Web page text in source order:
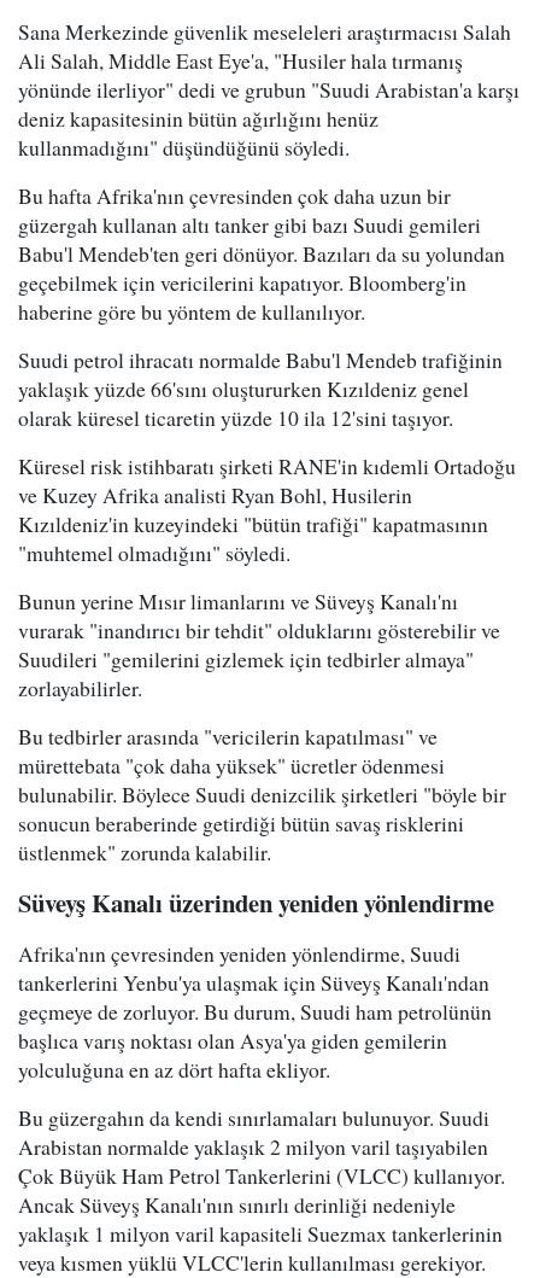
Sana Merkezinde güvenlik meseleleri araştırmacısı Salah
Ali Salah, Middle East Eye'a, "Husiler hala tırmanış
yönünde ilerliyor" dedi ve grubun "Suudi Arabistan'a karşı
deniz kapasitesinin bütün ağırlığını henüz
kullanmadığını" düşündüğünü söyledi.
Bu hafta Afrika'nın çevresinden çok daha uzun bir
güzergah kullanan altı tanker gibi bazı Suudi gemileri
Babu'l Mendeb'ten geri dönüyor. Bazıları da su yolundan
geçebilmek için vericilerini kapatıyor. Bloomberg'in
haberine göre bu yöntem de kullanılıyor.
Suudi petrol ihracatı normalde Babu'l Mendeb trafiğinin
yaklaşık yüzde 66'sını oluştururken Kızıldeniz genel
olarak küresel ticaretin yüzde 10 ila 12'sini taşıyor.
Küresel risk istihbaratı şirketi RANE'in kıdemli Ortadoğu
ve Kuzey Afrika analisti Ryan Bohl, Husilerin
Kızıldeniz'in kuzeyindeki "bütün trafiği" kapatmasının
"muhtemel olmadığını" söyledi.
Bunun yerine Mısır limanlarını ve Süveyş Kanalı'nı
vurarak "inandırıcı bir tehdit" olduklarını gösterebilir ve
Suudileri "gemilerini gizlemek için tedbirler almaya"
zorlayabilirler.
Bu tedbirler arasında "vericilerin kapatılması" ve
mürettebata "çok daha yüksek" ücretler ödenmesi
bulunabilir. Böylece Suudi denizcilik şirketleri "böyle bir
sonucun beraberinde getirdiği bütün savaş risklerini
üstlenmek" zorunda kalabilir.
Süveyş Kanalı üzerinden yeniden yönlendirme
Afrika'nın çevresinden yeniden yönlendirme, Suudi
tankerlerini Yenbu'ya ulaşmak için Süveyş Kanalı'ndan
geçmeye de zorluyor. Bu durum, Suudi ham petrolünün
başlıca varış noktası olan Asya'ya giden gemilerin
yolculuğuna en az dört hafta ekliyor.
Bu güzergahın da kendi sınırlamaları bulunuyor. Suudi
Arabistan normalde yaklaşık 2 milyon varil taşıyabilen
Çok Büyük Ham Petrol Tankerlerini (VLCC) kullanıyor.
Ancak Süveyş Kanalı'nın sınırlı derinliği nedeniyle
yaklaşık 1 milyon varil kapasiteli Suezmax tankerlerinin
veya kısmen yüklü VLCC'lerin kullanılması gerekiyor.